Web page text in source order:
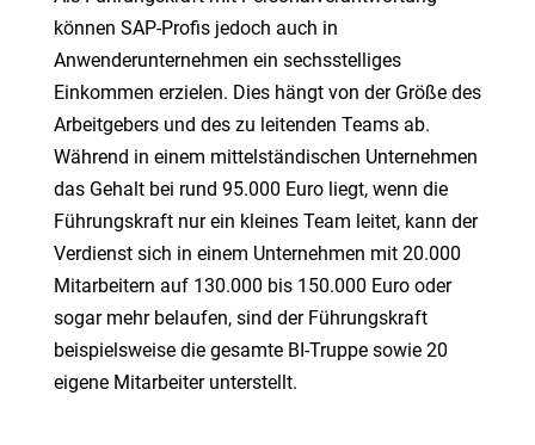
können SAP-Profis jedoch auch in
Anwenderunternehmen ein sechsstelliges
Einkommen erzielen. Dies hängt von der Größe des
Arbeitgebers und des zu leitenden Teams ab.
Während in einem mittelständischen Unternehmen
das Gehalt bei rund 95.000 Euro liegt, wenn die
Führungskraft nur ein kleines Team leitet, kann der
Verdienst sich in einem Unternehmen mit 20.000
Mitarbeitern auf 130.000 bis 150.000 Euro oder
sogar mehr belaufen, sind der Führungskraft
beispielsweise die gesamte BI-Truppe sowie 20
eigene Mitarbeiter unterstellt.